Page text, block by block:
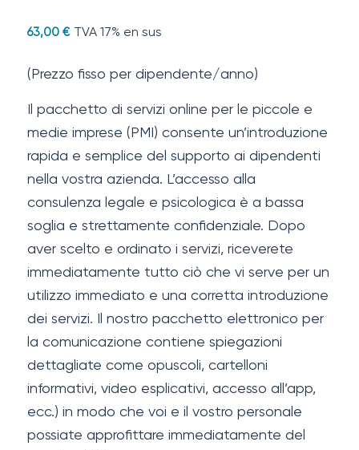
63,00 € TVA 17% en sus
(Prezzo fisso per dipendente/anno)
Il pacchetto di servizi online per le piccole e
medie imprese (PMI) consente un’introduzione
rapida e semplice del supporto ai dipendenti
nella vostra azienda. L’accesso alla
consulenza legale e psicologica è a bassa
soglia e strettamente confidenziale. Dopo
aver scelto e ordinato i servizi, riceverete
immediatamente tutto ciò che vi serve per un
utilizzo immediato e una corretta introduzione
dei servizi. Il nostro pacchetto elettronico per
la comunicazione contiene spiegazioni
dettagliate come opuscoli, cartelloni
informativi, video esplicativi, accesso all’app,
ecc.) in modo che voi e il vostro personale
possiate approfittare immediatamente del